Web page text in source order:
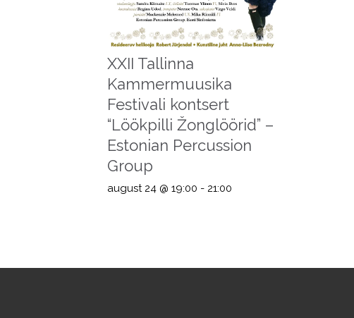
XXII Tallinna
Kammermuusika
Festivali kontsert
“Löökpilli Žonglöörid” –
Estonian Percussion
Group
august 24 @ 19:00 - 21:00